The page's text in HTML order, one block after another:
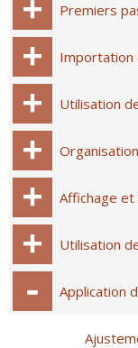
Premiers
Importation
Utilisation
Affichage
Utilisation
Application